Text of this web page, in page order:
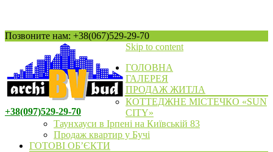
Позвоните нам: +38(067)529-29-70
+38(097)529-29-70
Skip to content
ГОЛОВНА
ГАЛЕРЕЯ
ПРОДАЖ ЖИТЛА
КОТТЕДЖНЕ МІСТЕЧКО «SUN
CITY»
Таунхауси в Ірпені на Київській 83
Продаж квартир у Бучі
ГОТОВІ ОБ’ЄКТИ